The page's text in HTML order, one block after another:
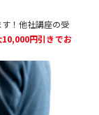
！他社講座の受
10,000円引きでお